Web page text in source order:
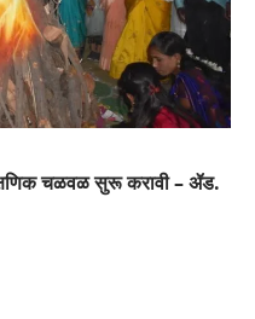
शैक्षणिक चळवळ सुरू करावी – ॲड.